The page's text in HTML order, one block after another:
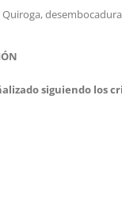
Quiroga,
siguiendo los